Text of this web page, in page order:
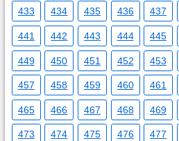
433 434 435 436 437
441 442 443 444 445
449 450 451 452 453
457 458 459 460 461
465 466 467 468 469
473 474 475 476 477